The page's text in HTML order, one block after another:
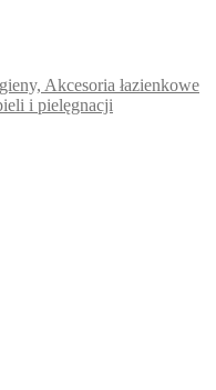
Akcesoria łazienkowe
i pielęgnacji